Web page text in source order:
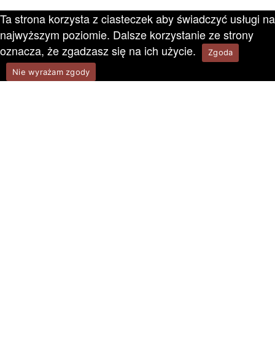
Ta strona korzysta z ciasteczek aby świadczyć usługi na
najwyższym poziomie. Dalsze korzystanie ze strony
oznacza, że zgadzasz się na ich użycie.
Zgoda
Nie wyrażam zgody